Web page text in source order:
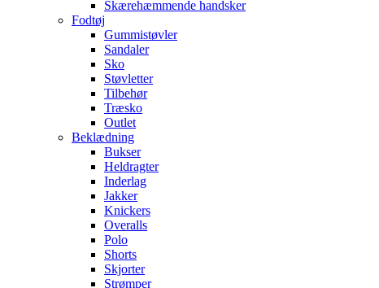
Skærehæmmende handsker
Fodtøj
Gummistøvler
Sandaler
Sko
Støvletter
Tilbehør
Træsko
Outlet
Beklædning
Bukser
Heldragter
Inderlag
Jakker
Knickers
Overalls
Polo
Shorts
Skjorter
Strømper